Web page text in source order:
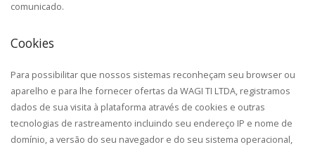
comunicado.
Cookies
Para possibilitar que nossos sistemas reconheçam seu browser ou
aparelho e para lhe fornecer ofertas da WAGI TI LTDA, registramos
dados de sua visita à plataforma através de cookies e outras
tecnologias de rastreamento incluindo seu endereço IP e nome de
domínio, a versão do seu navegador e do seu sistema operacional,